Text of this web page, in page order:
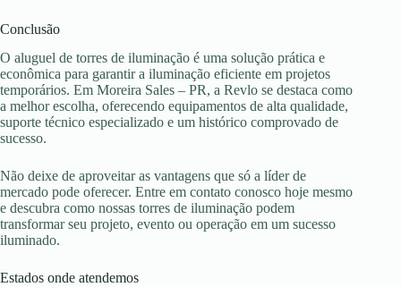
Conclusão
O aluguel de torres de iluminação é uma solução prática e
econômica para garantir a iluminação eficiente em projetos
temporários. Em Moreira Sales – PR, a Revlo se destaca como
a melhor escolha, oferecendo equipamentos de alta qualidade,
suporte técnico especializado e um histórico comprovado de
sucesso.
Não deixe de aproveitar as vantagens que só a líder de
mercado pode oferecer. Entre em contato conosco hoje mesmo
e descubra como nossas torres de iluminação podem
transformar seu projeto, evento ou operação em um sucesso
iluminado.
Estados onde atendemos